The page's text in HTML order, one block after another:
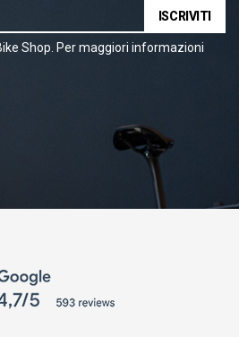
ISCRIVITI
Shop. Per maggiori informazioni